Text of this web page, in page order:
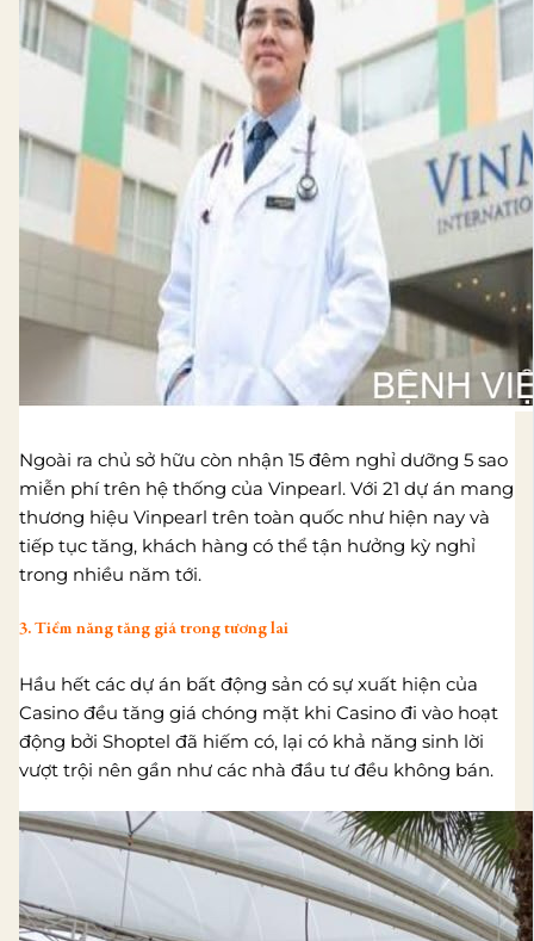
Ngoài ra chủ sở hữu còn nhận 15 đêm nghỉ dưỡng 5 sao
miễn phí trên hệ thống của Vinpearl. Với 21 dự án mang
thương hiệu Vinpearl trên toàn quốc như hiện nay và
tiếp tục tăng, khách hàng có thể tận hưởng kỳ nghỉ
trong nhiều năm tới.
3. Tiềm năng tăng giá trong tương lai
Hầu hết các dự án bất động sản có sự xuất hiện của
Casino đều tăng giá chóng mặt khi Casino đi vào hoạt
động bởi Shoptel đã hiếm có, lại có khả năng sinh lời
vượt trội nên gần như các nhà đầu tư đều không bán.